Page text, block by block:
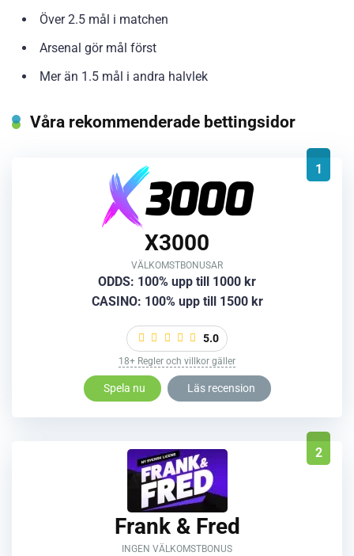
Över 2.5 mål i matchen
Arsenal gör mål först
Mer än 1.5 mål i andra halvlek
Våra rekommenderade bettingsidor
1
X3000
VÄLKOMSTBONUSAR
ODDS: 100% upp till 1000 kr
CASINO: 100% upp till 1500 kr
5.0
18+ Regler och villkor gäller
Spela nu Läs recension
2
Frank & Fred
INGEN VÄLKOMSTBONUS